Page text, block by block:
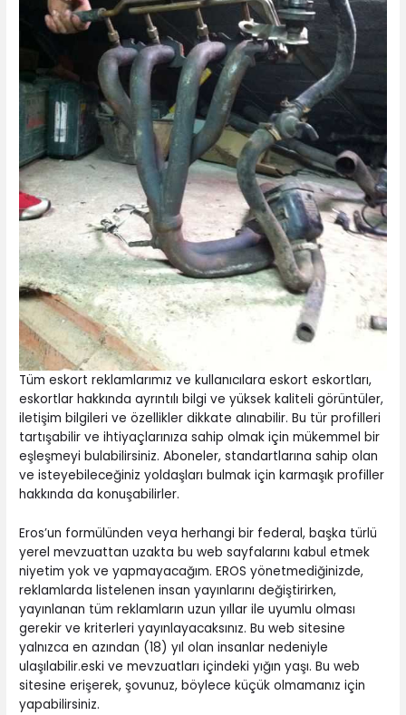
Tüm eskort reklamlarımız ve kullanıcılara eskort eskortları,
eskortlar hakkında ayrıntılı bilgi ve yüksek kaliteli görüntüler,
iletişim bilgileri ve özellikler dikkate alınabilir. Bu tür profilleri
tartışabilir ve ihtiyaçlarınıza sahip olmak için mükemmel bir
eşleşmeyi bulabilirsiniz. Aboneler, standartlarına sahip olan
ve isteyebileceğiniz yoldaşları bulmak için karmaşık profiller
hakkında da konuşabilirler.
Eros’un formülünden veya herhangi bir federal, başka türlü
yerel mevzuattan uzakta bu web sayfalarını kabul etmek
niyetim yok ve yapmayacağım. EROS yönetmediğinizde,
reklamlarda listelenen insan yayınlarını değiştirirken,
yayınlanan tüm reklamların uzun yıllar ile uyumlu olması
gerekir ve kriterleri yayınlayacaksınız. Bu web sitesine
yalnızca en azından (18) yıl olan insanlar nedeniyle
ulaşılabilir.eski ve mevzuatları içindeki yığın yaşı. Bu web
sitesine erişerek, şovunuz, böylece küçük olmamanız için
yapabilirsiniz.